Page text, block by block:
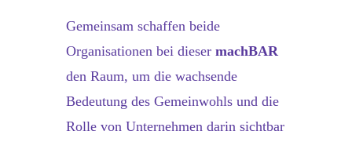
Gemeinsam schaffen beide
Organisationen bei dieser machBAR
den Raum, um die wachsende
Bedeutung des Gemeinwohls und die
Rolle von Unternehmen darin sichtbar